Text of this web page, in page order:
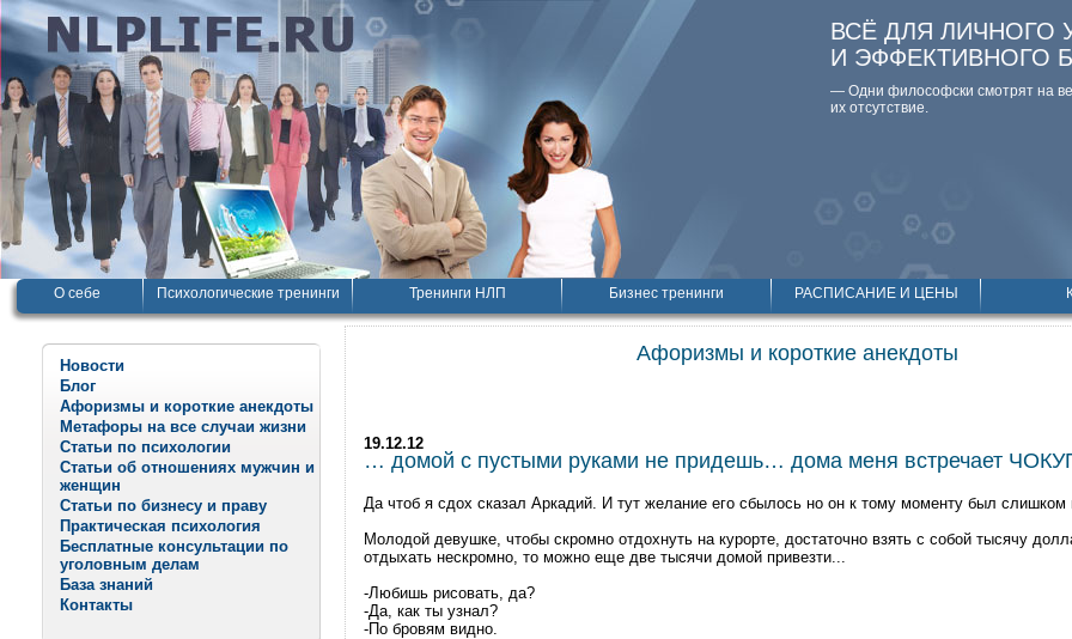
ВСЁ ДЛЯ ЛИЧНОГО
И ЭФФЕКТИВНОГО
— Одни философски смотpят на
их отсутствие.
О себе Психологические тренинги Тренинги НЛП Бизнес тренинги РАСПИСАНИЕ И ЦЕНЫ
Новости
Блог
Афоризмы и короткие анекдоты
Метафоры на все случаи жизни
Статьи по психологии
Статьи об отношениях мужчин и
женщин
Статьи по бизнесу и праву
Практическая психология
Бесплатные консультации по
уголовным делам
База знаний
Контакты
Афоризмы и короткие анекдоты
19.12.12
… домой с пустыми руками не придешь… дома меня встречает
Да чтоб я сдох сказал Аркадий. И тут желание его сбылось но он к тому моменту был слишком
Молодой девушке, чтобы скромно отдохнуть на курорте, достаточно взять с собой тысячу
отдыхать нескромно, то можно еще две тысячи домой привезти...
-Любишь рисовать, да?
-Да, как ты узнал?
-По бровям видно.